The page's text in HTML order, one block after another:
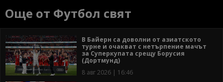
Още от Футбол свят
В Байерн са доволни от азиатското
турне и очакват с нетърпение мачът
за Суперкупата срещу Борусия
(Дортмунд)
8 авг 2026 | 16:46